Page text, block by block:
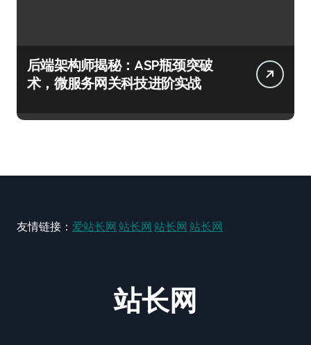
后端架构师揭秘：ASP瓶颈突破
术，微服务网关科技进阶实战
友情链接： 爱站长网 站长网 站长网 站长网
站长网